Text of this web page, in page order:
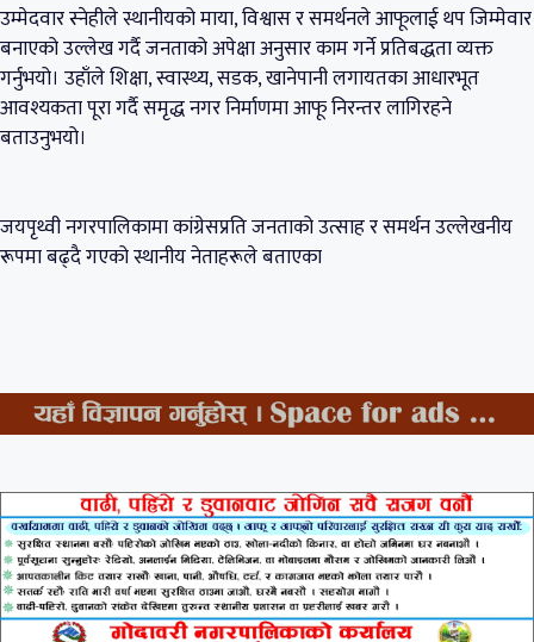
उम्मेदवार स्नेहीले स्थानीयको माया, विश्वास र समर्थनले आफूलाई थप जिम्मेवार
बनाएको उल्लेख गर्दै जनताको अपेक्षा अनुसार काम गर्ने प्रतिबद्धता व्यक्त
गर्नुभयो। उहाँले शिक्षा, स्वास्थ्य, सडक, खानेपानी लगायतका आधारभूत
आवश्यकता पूरा गर्दै समृद्ध नगर निर्माणमा आफू निरन्तर लागिरहने
बताउनुभयो।
जयपृथ्वी नगरपालिकामा कांग्रेसप्रति जनताको उत्साह र समर्थन उल्लेखनीय
रूपमा बढ्दै गएको स्थानीय नेताहरूले बताएका